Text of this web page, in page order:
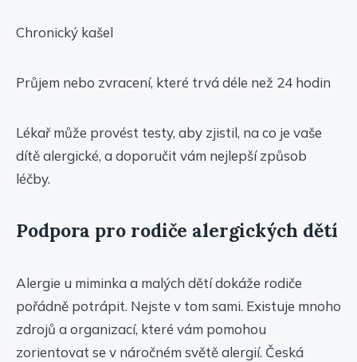
Chronický kašel
Průjem nebo zvracení, které trvá déle než 24 hodin
Lékař může provést testy, aby zjistil, na co je vaše
dítě alergické, a doporučit vám nejlepší způsob
léčby.
Podpora pro rodiče alergických dětí
Alergie u miminka a malých dětí dokáže rodiče
pořádně potrápit. Nejste v tom sami. Existuje mnoho
zdrojů a organizací, které vám pomohou
zorientovat se v náročném světě alergií. Česká